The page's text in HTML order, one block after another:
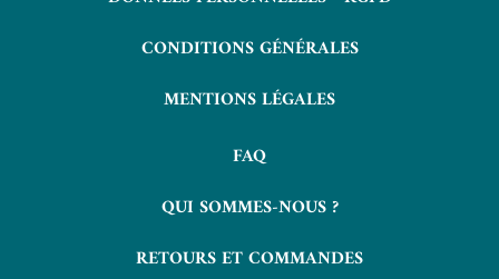
CONDITIONS GÉNÉRALES
MENTIONS LÉGALES
FAQ
QUI SOMMES-NOUS ?
RETOURS ET COMMANDES